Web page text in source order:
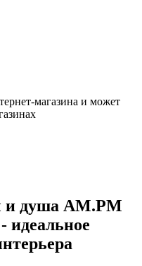
магазина и может
и душа AM.PM
идеальное